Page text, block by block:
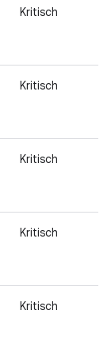
Kritisch
Kritisch
Kritisch
Kritisch
Kritisch